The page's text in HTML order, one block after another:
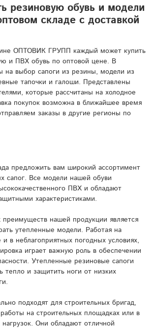
резиновую обувь и модели
складе с доставкой
ОПТОВИК ГРУПП каждый может купить
и ПВХ обувь по оптовой цене. В
на выбор сапоги из резины, модели из
тапочки и галоши. Представлены
которые рассчитаны на холодное
покупок возможна в ближайшее время
заказы в другие регионы по
предложить вам широкий ассортимент
сапог. Все модели нашей обуви
ПВХ и обладают
характеристиками.
нашей продукции является
утепленные модели. Работая на
в неблагоприятных погодных условиях,
играет важную роль в обеспечении
Утепленные резиновые сапоги
тепло и защитить ноги от низких
подходят для строительных бригад,
на строительных площадках или в
Они обладают отличной